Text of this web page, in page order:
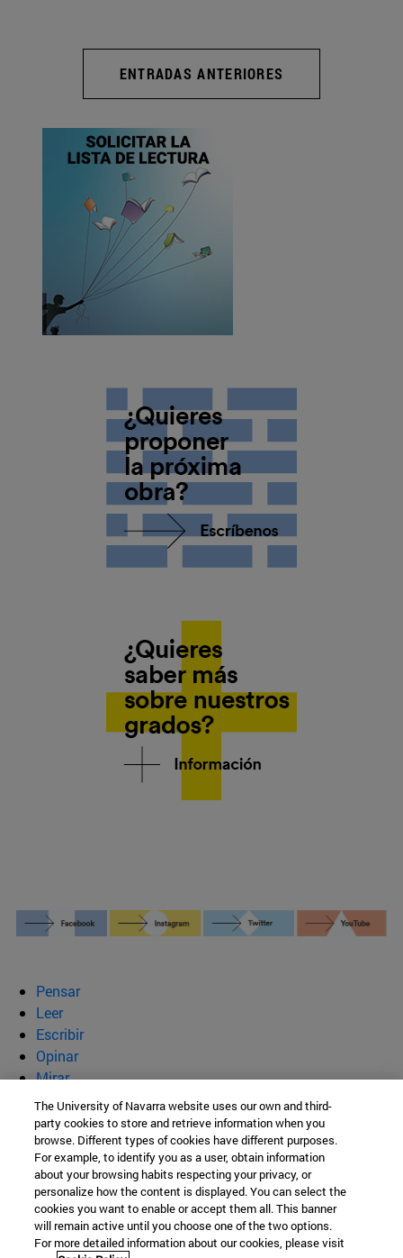
ENTRADAS ANTERIORES
Pensar
Leer
Escribir
Opinar
Mirar
Quiénes somos
BeBrave
Campus Universitario s/n
Pamplona31009Navarra
The University of Navarra website uses our own and third-
party cookies to store and retrieve information when you
browse. Different types of cookies have different purposes.
For example, to identify you as a user, obtain information
about your browsing habits respecting your privacy, or
personalize how the content is displayed. You can select the
cookies you want to enable or accept them all. This banner
will remain active until you choose one of the two options.
For more detailed information about our cookies, please visit